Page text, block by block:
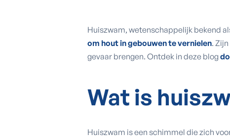
Huiszwam, wetenschappelijk bekend
om hout in gebouwen te vernielen.
gevaar brengen. Ontdek in deze blog
Wat is
Huiszwam is een schimmel die zich